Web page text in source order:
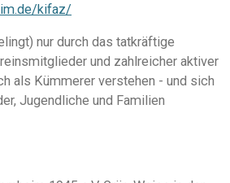
kifaz/
nur durch das tatkräftige
und zahlreicher aktiver
als Kümmerer verstehen - und sich
Jugendliche und Familien